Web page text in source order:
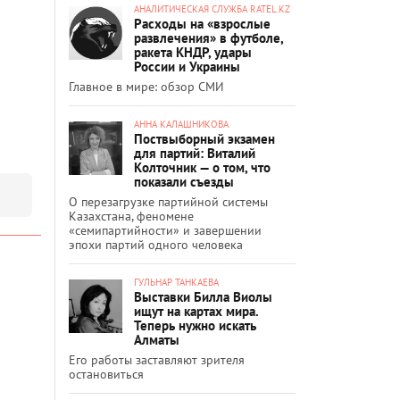
АНАЛИТИЧЕСКАЯ СЛУЖБА RATEL.KZ
Расходы на «взрослые
развлечения» в футболе,
ракета КНДР, удары
России и Украины
Главное в мире: обзор СМИ
АННА КАЛАШНИКОВА
Поствыборный экзамен
для партий: Виталий
Колточник — о том, что
показали съезды
О перезагрузке партийной системы
Казахстана, феномене
«семипартийности» и завершении
эпохи партий одного человека
ГУЛЬНАР ТАНКАЕВА
Выставки Билла Виолы
ищут на картах мира.
Теперь нужно искать
Алматы
Его работы заставляют зрителя
остановиться